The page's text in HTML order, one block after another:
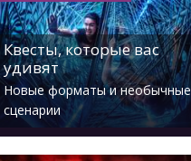
Квесты, которые вас
удивят
Новые форматы и необычные
сценарии